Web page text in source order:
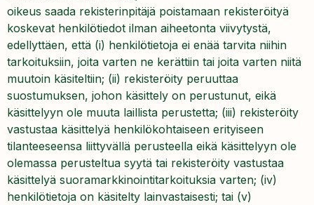
oikeus saada rekisterinpitäjä poistamaan rekisteröityä
koskevat henkilötiedot ilman aiheetonta viivytystä,
edellyttäen, että (i) henkilötietoja ei enää tarvita niihin
tarkoituksiin, joita varten ne kerättiin tai joita varten niitä
muutoin käsiteltiin; (ii) rekisteröity peruuttaa
suostumuksen, johon käsittely on perustunut, eikä
käsittelyyn ole muuta laillista perustetta; (iii) rekisteröity
vastustaa käsittelyä henkilökohtaiseen erityiseen
tilanteeseensa liittyvällä perusteella eikä käsittelyyn ole
olemassa perusteltua syytä tai rekisteröity vastustaa
käsittelyä suoramarkkinointitarkoituksia varten; (iv)
henkilötietoja on käsitelty lainvastaisesti; tai (v)